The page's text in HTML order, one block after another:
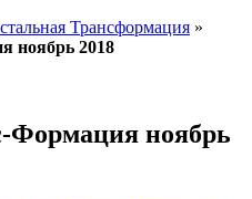
Трансформация »
ноябрь 2018
Формация ноябрь